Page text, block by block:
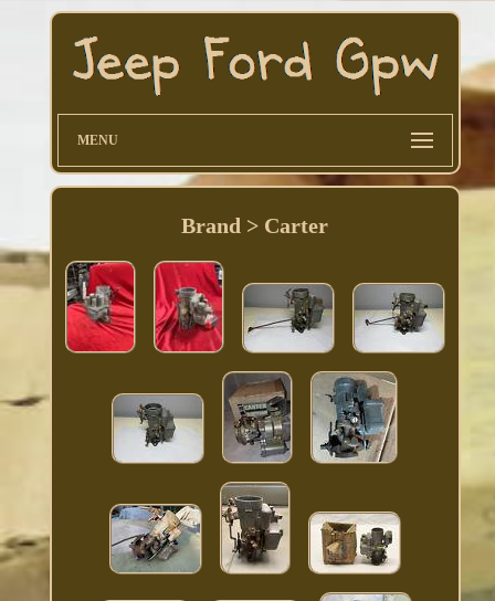
MENU
Brand > Carter